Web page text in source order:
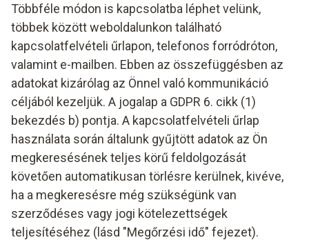
Többféle módon is kapcsolatba léphet velünk,
többek között weboldalunkon található
kapcsolatfelvételi űrlapon, telefonos forródróton,
valamint e-mailben. Ebben az összefüggésben az
adatokat kizárólag az Önnel való kommunikáció
céljából kezeljük. A jogalap a GDPR 6. cikk (1)
bekezdés b) pontja. A kapcsolatfelvételi űrlap
használata során általunk gyűjtött adatok az Ön
megkeresésének teljes körű feldolgozását
követően automatikusan törlésre kerülnek, kivéve,
ha a megkeresésre még szükségünk van
szerződéses vagy jogi kötelezettségek
teljesítéséhez (lásd "Megőrzési idő" fejezet).